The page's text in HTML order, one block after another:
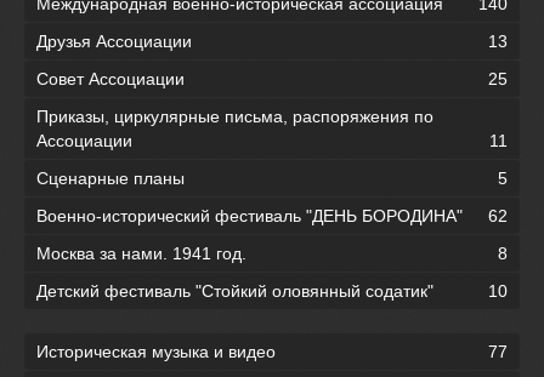
Друзья Ассоциации
13
Совет Ассоциации
25
Приказы, циркулярные письма, распоряжения по
Ассоциации
11
Сценарные планы
5
Военно-исторический фестиваль "ДЕНЬ БОРОДИНА"
62
Москва за нами. 1941 год.
8
Детский фестиваль "Стойкий оловянный содатик"
10
Историческая музыка и видео
77